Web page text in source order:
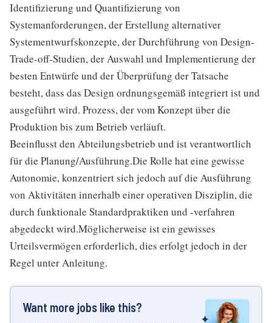
Identifizierung und Quantifizierung von
Systemanforderungen, der Erstellung alternativer
Systementwurfskonzepte, der Durchführung von Design-
Trade-off-Studien, der Auswahl und Implementierung der
besten Entwürfe und der Überprüfung der Tatsache
besteht, dass das Design ordnungsgemäß integriert ist und
ausgeführt wird. Prozess, der vom Konzept über die
Produktion bis zum Betrieb verläuft.
Beeinflusst den Abteilungsbetrieb und ist verantwortlich
für die Planung/Ausführung.Die Rolle hat eine gewisse
Autonomie, konzentriert sich jedoch auf die Ausführung
von Aktivitäten innerhalb einer operativen Disziplin, die
durch funktionale Standardpraktiken und -verfahren
abgedeckt wird.Möglicherweise ist ein gewisses
Urteilsvermögen erforderlich, dies erfolgt jedoch in der
Regel unter Anleitung.
Want more jobs like this?